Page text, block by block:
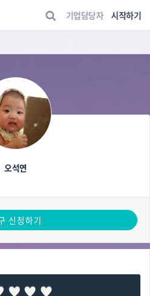
기업담당자 시작하기
오석연
신청하기